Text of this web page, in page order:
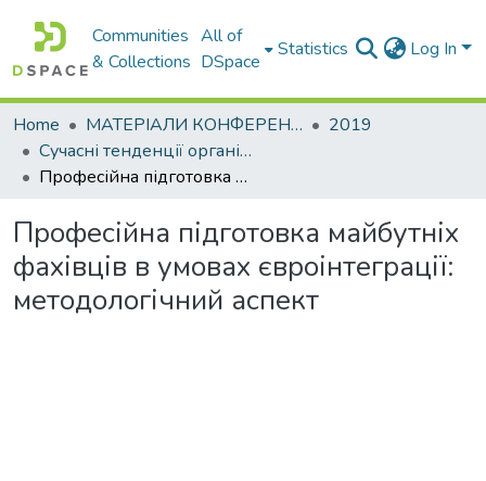
Communities
& Collections
All of
DSpace
Statistics Log In
Home МАТЕРІАЛИ КОНФЕРЕНЦІЙ
2019
Сучасні тенденції організаційнометодологічного забезпечення підготовки фахівців: проблеми та шляхи їх вирішення в умовах глобалізації та євроекономічної інтеграції
Професійна підготовка майбутніх фахівців в умовах євроінтеграції: методологічний аспект
Професійна підготовка майбутніх
фахівців в умовах євроінтеграції:
методологічний аспект